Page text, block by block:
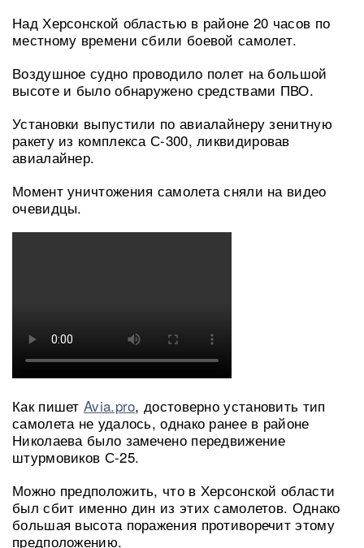
Над Херсонской областью в районе 20 часов по
местному времени сбили боевой самолет.
Воздушное судно проводило полет на большой
высоте и было обнаружено средствами ПВО.
Установки выпустили по авиалайнеру зенитную
ракету из комплекса С-300, ликвидировав
авиалайнер.
Момент уничтожения самолета сняли на видео
очевидцы.
Как пишет Avia.pro, достоверно установить тип
самолета не удалось, однако ранее в районе
Николаева было замечено передвижение
штурмовиков С-25.
Можно предположить, что в Херсонской области
был сбит именно дин из этих самолетов. Однако
большая высота поражения противоречит этому
предположению.